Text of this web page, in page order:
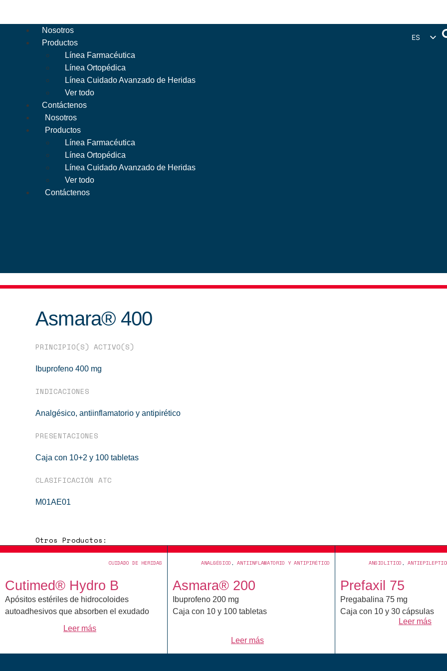
Nosotros
Productos
Línea Farmacéutica
Línea Ortopédica
Línea Cuidado Avanzado de Heridas
Ver todo
Contáctenos
Nosotros
Productos
Línea Farmacéutica
Línea Ortopédica
Línea Cuidado Avanzado de Heridas
Ver todo
Contáctenos
ES
Asmara® 400
PRINCIPIO(S) ACTIVO(S)
Ibuprofeno 400 mg
INDICACIONES
Analgésico, antiinflamatorio y antipirético
PRESENTACIONES
Caja con 10+2 y 100 tabletas
CLASIFICACIÓN ATC
M01AE01
Otros Productos:
CUIDADO DE HERIDAS
Cutimed® Hydro B
Apósitos estériles de hidrocoloides
autoadhesivos que absorben el exudado
Leer más
ANALGÉSICO , ANTIINFLAMATORIO Y ANTIPIRÉTICO
Asmara® 200
Ibuprofeno 200 mg
Caja con 10 y 100 tabletas
Leer más
ANSIOLITICO ,
Prefaxil 75
Pregabalina 75 mg
Caja con 10 y 30 cápsulas
Leer más